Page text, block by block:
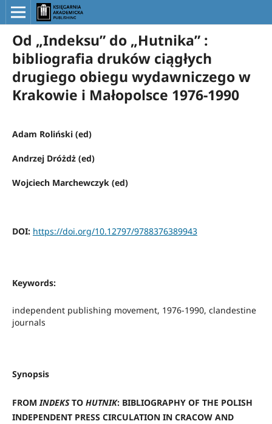
Od „Indeksu” do „Hutnika” :
bibliografia druków ciągłych
drugiego obiegu wydawniczego w
Krakowie i Małopolsce 1976-1990
Adam Roliński (ed)
Andrzej Dróżdż (ed)
Wojciech Marchewczyk (ed)
DOI: https://doi.org/10.12797/9788376389943
Keywords:
independent publishing movement, 1976-1990, clandestine
journals
Synopsis
FROMINDEKSTO HUTNIK: BIBLIOGRAPHY OF THE POLISH
INDEPENDENT PRESS CIRCULATION IN CRACOW AND